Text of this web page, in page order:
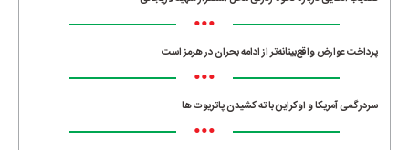
•••
پرداخت عوارض واقع‌بینانه‌تر از ادامه بحران در هرمز است
•••
سردرگمی آمریکا و اوکراین با ته کشیدن پاتریوت ها
•••